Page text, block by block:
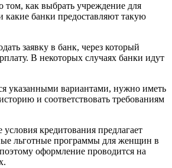
как выбрать учреждение для
какие банки предоставляют такую
заявку в банк, через который
В некоторых случаях банки идут
указанными вариантами, нужно иметь
и соответствовать требованиям
кредитования предлагает
льготные программы для женщин в
оформление проводится на